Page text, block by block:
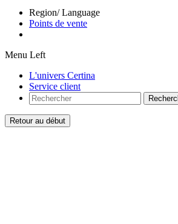
Region/ Language
Points de vente
Menu Left
L'univers Certina
Service client
Retour au début